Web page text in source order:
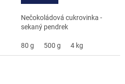
Nečokoládová cukrovinka -
sekaný pendrek
80 g 500 g 4 kg